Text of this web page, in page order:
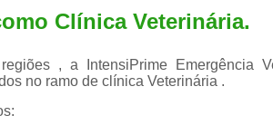
Exame para
Internação para Animais
Clínica Veterinária.
, a IntensiPrime Emergência
no ramo de clínica Veterinária .